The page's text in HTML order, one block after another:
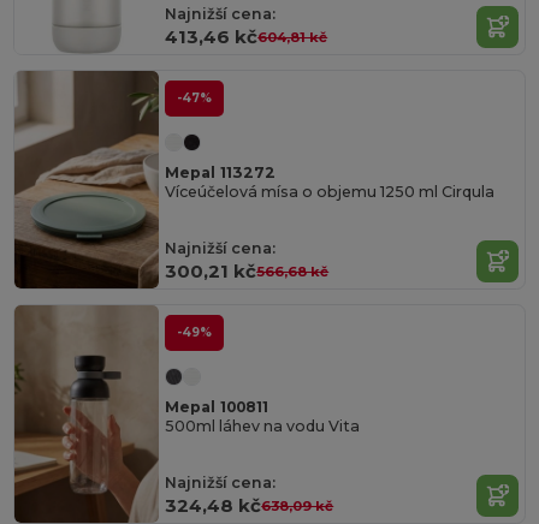
Najnižší cena:
413,46 kč604,81 kč
-47%
Mepal 113272
Víceúčelová mísa o objemu 1250 ml Cirqula
Najnižší cena:
300,21 kč566,68 kč
-49%
Mepal 100811
500ml láhev na vodu Vita
Najnižší cena:
324,48 kč638,09 kč